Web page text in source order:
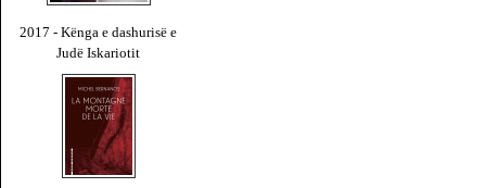
2017 - Kënga e dashurisë e
Judë Iskariotit